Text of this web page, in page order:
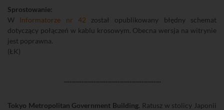
Sprostowanie:
W Informatorze nr 42 został opublikowany błędny schemat
dotyczący połączeń w kablu krosowym. Obecna wersja na witrynie
jest poprawna.
(ŁK)
.................................................................
Tokyo Metropolitan Government Building. Ratusz w stolicy Japonii